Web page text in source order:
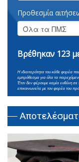
Προθεσμία
Βρέθηκαν 123
Η ιδιαιτερότητα του κάθε φορέα
εμπρόθεσμα για όλα τα
Έτσι δεν φέρουμε καμία ευθύνη
επικοινωνείτε με τον φορέα του